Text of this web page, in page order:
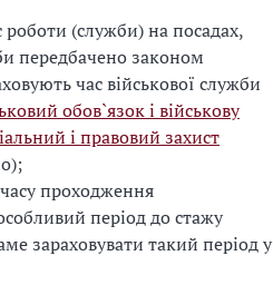
роботи (служби) на посадах,
передбачено законом
час військової служби
обов`язок і військову
і правовий захист
проходження
період до стажу
зараховувати такий період у